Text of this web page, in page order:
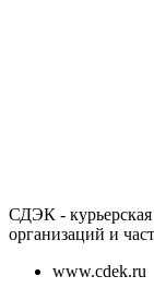
СДЭК - курьерская
организаций и
www.cdek.ru